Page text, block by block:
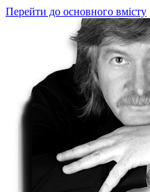
Перейти до основного вмісту